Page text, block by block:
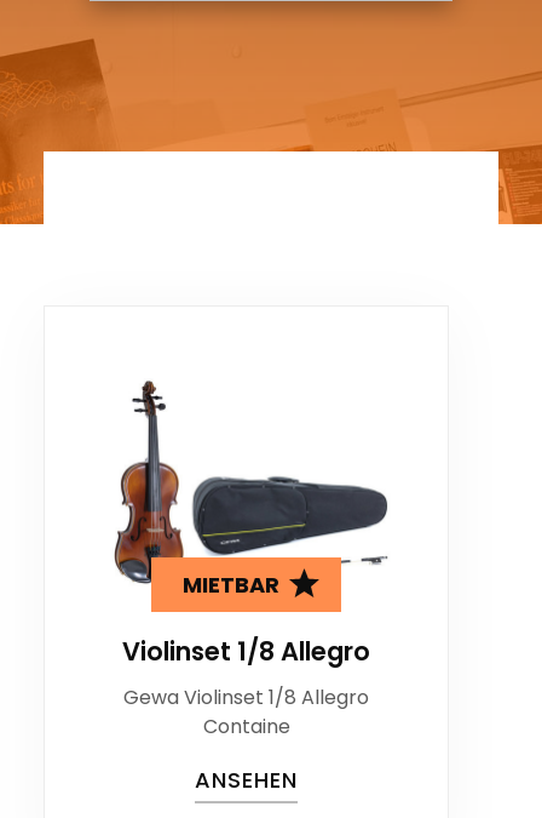
MIETBAR
Violinset 1/8 Allegro
Gewa Violinset 1/8 Allegro
Containe
ANSEHEN